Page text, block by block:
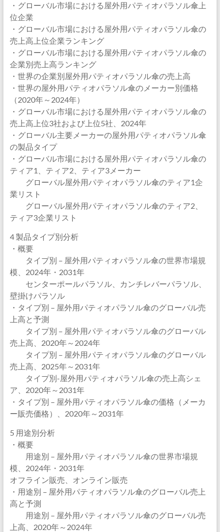
・グローバル市場における屋外用パティオパラソル傘上
位企業
・グローバル市場における屋外用パティオパラソル傘の
売上高上位企業ランキング
・グローバル市場における屋外用パティオパラソル傘の
企業別売上高ランキング
・世界の企業別屋外用パティオパラソル傘の売上高
・世界の屋外用パティオパラソル傘のメーカー別価格
（2020年～2024年）
・グローバル市場における屋外用パティオパラソル傘の
売上高上位3社および上位5社、2024年
・グローバル主要メーカーの屋外用パティオパラソル傘
の製品タイプ
・グローバル市場における屋外用パティオパラソル傘の
ティア1、ティア2、ティア3メーカー
グローバル屋外用パティオパラソル傘のティア1企
業リスト
グローバル屋外用パティオパラソル傘のティア2、
ティア3企業リスト
4 製品タイプ別分析
・概要
タイプ別 – 屋外用パティオパラソル傘の世界市場規
模、2024年・2031年
センターポールパラソル、カンチレバーパラソル、
壁掛けパラソル
・タイプ別 – 屋外用パティオパラソル傘のグローバル売
上高と予測
タイプ別 – 屋外用パティオパラソル傘のグローバル
売上高、2020年～2024年
タイプ別 – 屋外用パティオパラソル傘のグローバル
売上高、2025年～2031年
タイプ別-屋外用パティオパラソル傘の売上高シェ
ア、2020年～2031年
・タイプ別 – 屋外用パティオパラソル傘の価格（メーカ
ー販売価格）、2020年～2031年
5 用途別分析
・概要
用途別 – 屋外用パティオパラソル傘の世界市場規
模、2024年・2031年
オフライン販売、オンライン販売
・用途別 – 屋外用パティオパラソル傘のグローバル売上
高と予測
用途別 – 屋外用パティオパラソル傘のグローバル売
上高、2020年～2024年